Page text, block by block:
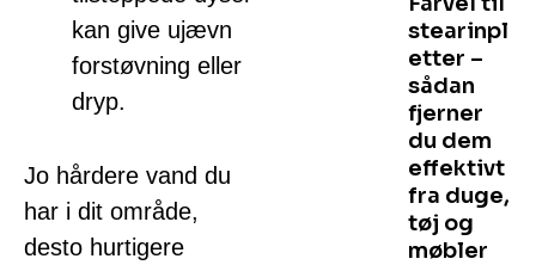
kan give ujævn
forstøvning eller
dryp.
Jo hårdere vand du
har i dit område,
desto hurtigere
stearinpl
etter –
sådan
fjerner
du dem
effektivt
fra duge,
tøj og
møbler